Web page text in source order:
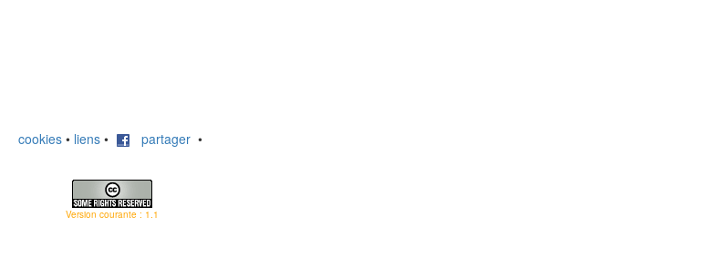
cookies • liens • partager •
Version courante : 1.1